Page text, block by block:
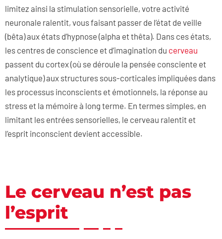
limitez ainsi la stimulation sensorielle, votre activité
neuronale ralentit, vous faisant passer de l’état de veille
(bêta) aux états d’hypnose (alpha et thêta). Dans ces états,
les centres de conscience et d’imagination du cerveau
passent du cortex (où se déroule la pensée consciente et
analytique) aux structures sous-corticales impliquées dans
les processus inconscients et émotionnels, la réponse au
stress et la mémoire à long terme. En termes simples, en
limitant les entrées sensorielles, le cerveau ralentit et
l’esprit inconscient devient accessible.
Le cerveau n’est pas
l’esprit